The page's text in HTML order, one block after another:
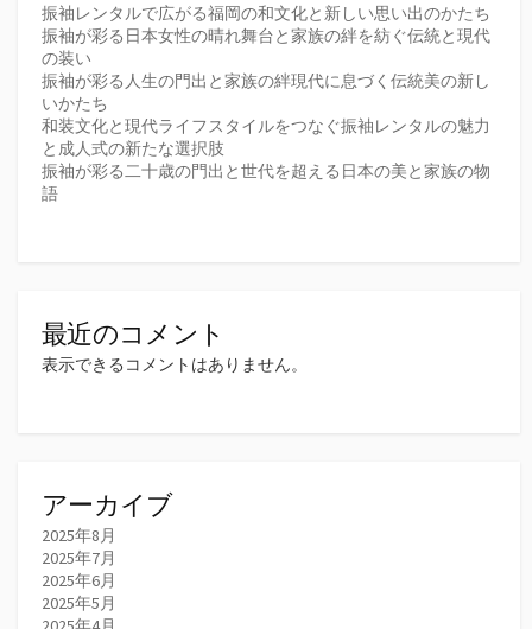
振袖レンタルで広がる福岡の和文化と新しい思い出のかたち
振袖が彩る日本女性の晴れ舞台と家族の絆を紡ぐ伝統と現代
の装い
振袖が彩る人生の門出と家族の絆現代に息づく伝統美の新し
いかたち
和装文化と現代ライフスタイルをつなぐ振袖レンタルの魅力
と成人式の新たな選択肢
振袖が彩る二十歳の門出と世代を超える日本の美と家族の物
語
最近のコメント
表示できるコメントはありません。
アーカイブ
2025年8月
2025年7月
2025年6月
2025年5月